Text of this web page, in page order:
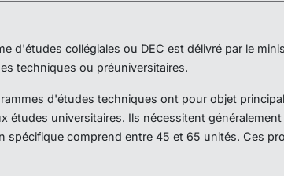
d'études collégiales ou DEC est délivré par le
techniques ou préuniversitaires.
d'études techniques ont pour objet
études universitaires. Ils nécessitent
spécifique comprend entre 45 et 65 unités. Ces